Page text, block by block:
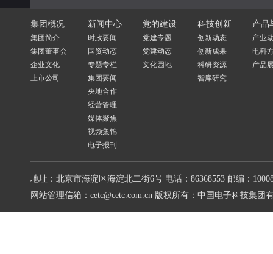
集团概况
集团简介
集团董事会
企业文化
上市公司
新闻中心
时政要闻
国资动态
专题专栏
集团要闻
央地合作
经营管理
媒体聚焦
视频集锦
电子报刊
党的建设
党建专题
党建动态
文化园地
科技创新
创新动态
创新成果
科研资源
智库研究
产品
产业
电科
产品
地址：北京市海淀区海淀北二街6号 电话：86368553 邮编：
网站管理信箱：cetc@cetc.com.cn 版权所有：中国电子科技集团